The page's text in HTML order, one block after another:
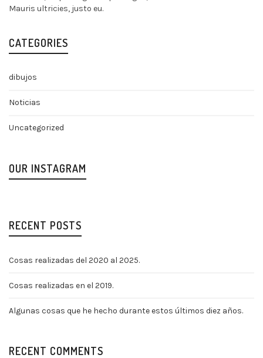
Mauris ultricies, justo eu.
CATEGORIES
dibujos
Noticias
Uncategorized
OUR INSTAGRAM
RECENT POSTS
Cosas realizadas del 2020 al 2025.
Cosas realizadas en el 2019.
Algunas cosas que he hecho durante estos últimos diez años.
RECENT COMMENTS